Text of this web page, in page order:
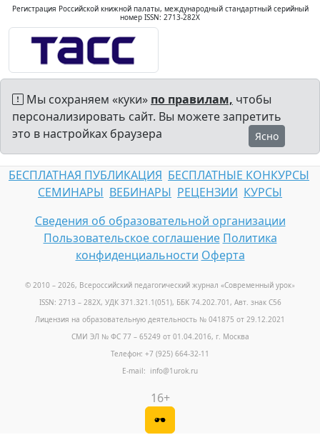
Регистрация Российской книжной палаты, международный стандартный серийный
номер ISSN: 2713-282X
Мы сохраняем «куки» по правилам, чтобы
персонализировать сайт. Вы можете запретить
это в настройках браузера
Ясно
БЕСПЛАТНАЯ ПУБЛИКАЦИЯ БЕСПЛАТНЫЕ КОНКУРСЫ
СЕМИНАРЫ ВЕБИНАРЫ РЕЦЕНЗИИ КУРСЫ
Сведения об образовательной организации
Пользовательское соглашение Политика
конфиденциальности Оферта
© 2010 – 2026, Всероссийский педагогический журнал «Современный урок»
ISSN: 2713 – 282X, УДК 371.321.1(051), ББК 74.202.701, Авт. знак С56
Лицензия на образовательную деятельность № 041875 от 29.12.2021
СМИ ЭЛ № ФС 77 – 65249 от 01.04.2016, г. Москва
Телефон: +7 (925) 664-32-11
E-mail: info@1urok.ru
16+